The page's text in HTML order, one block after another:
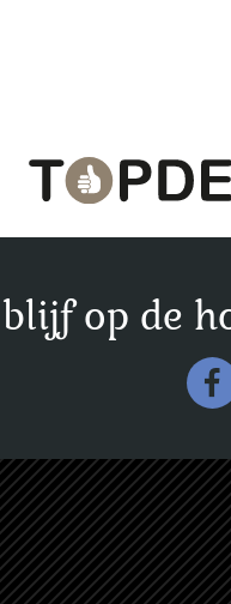
blijf op de